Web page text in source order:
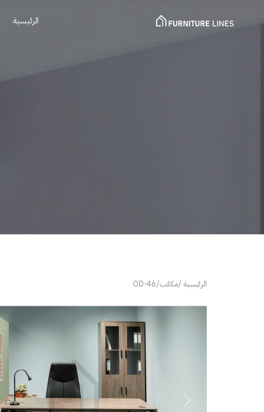
الرئيسية
الرئيسية /مكاتب/OD-46
Next